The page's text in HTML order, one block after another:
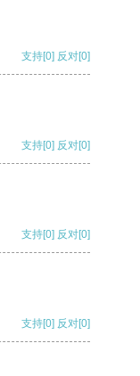
支持[0] 反对[0]
支持[0] 反对[0]
支持[0] 反对[0]
支持[0] 反对[0]